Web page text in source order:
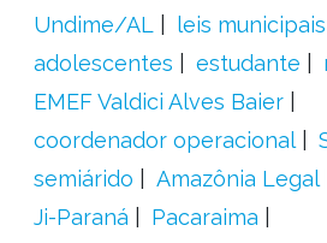
Undime/AL
leis municipais
adolescentes
estudante
EMEF Valdici Alves Baier
coordenador operacional
semiárido
Amazônia Legal
Ji-Paraná
Pacaraima